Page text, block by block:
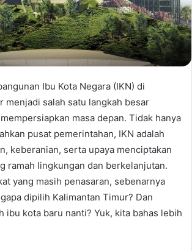
Ibu Kota Negara (IKN) di
menjadi salah satu langkah besar
masa depan. Tidak hanya
pusat pemerintahan, IKN adalah
keberanian, serta upaya menciptakan
ramah lingkungan dan berkelanjutan.
yang masih penasaran, sebenarnya
dipilih Kalimantan Timur? Dan
ibu kota baru nanti? Yuk, kita bahas lebih